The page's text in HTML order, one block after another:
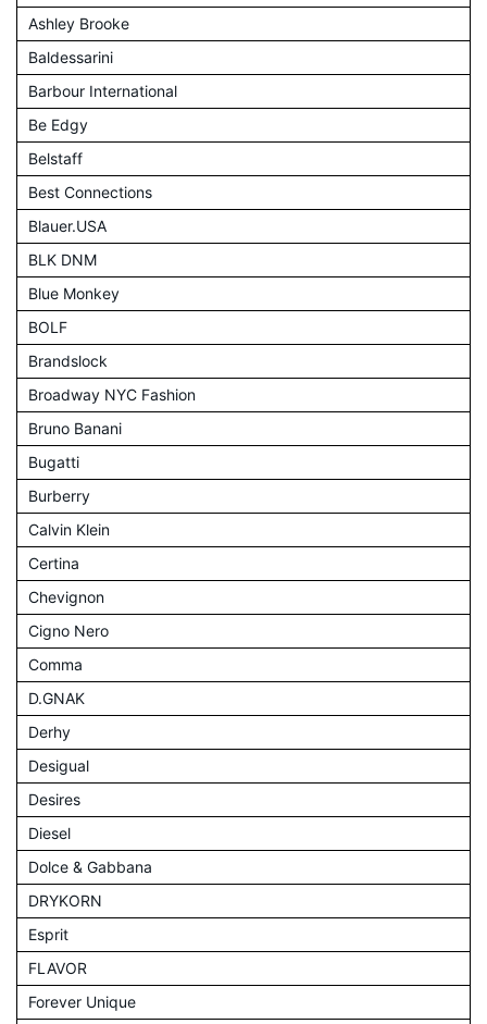
Ashley Brooke
Baldessarini
Barbour International
Be Edgy
Belstaff
Best Connections
Blauer.USA
BLK DNM
Blue Monkey
BOLF
Brandslock
Broadway NYC Fashion
Bruno Banani
Bugatti
Burberry
Calvin Klein
Certina
Chevignon
Cigno Nero
Comma
D.GNAK
Derhy
Desigual
Desires
Diesel
Dolce & Gabbana
DRYKORN
Esprit
FLAVOR
Forever Unique